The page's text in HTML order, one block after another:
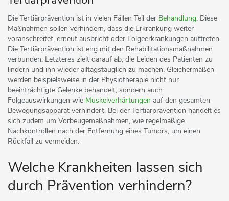
Die Tertiärprävention ist in vielen Fällen Teil der Behandlung. Diese
Maßnahmen sollen verhindern, dass die Erkrankung weiter
voranschreitet, erneut ausbricht oder Folgeerkrankungen auftreten.
Die Tertiärprävention ist eng mit den Rehabilitationsmaßnahmen
verbunden. Letzteres zielt darauf ab, die Leiden des Patienten zu
lindern und ihn wieder alltagstauglich zu machen. Gleichermaßen
werden beispielsweise in der Physiotherapie nicht nur
beeinträchtigte Gelenke behandelt, sondern auch
Folgeauswirkungen wie Muskelverhärtungen auf den gesamten
Bewegungsapparat verhindert. Bei der Tertiärprävention handelt es
sich zudem um Vorbeugemaßnahmen, wie regelmäßige
Nachkontrollen nach der Entfernung eines Tumors, um einen
Rückfall zu vermeiden.
Welche Krankheiten lassen sich
durch Prävention verhindern?